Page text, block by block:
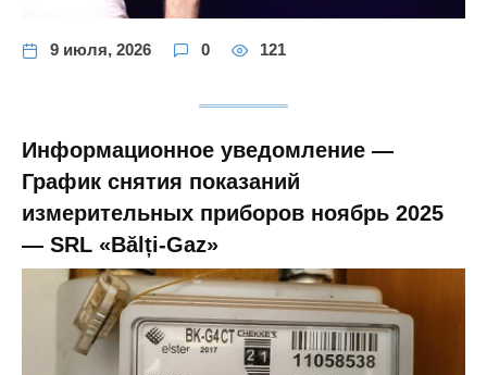
9 июля, 2026 0 121
Информационное уведомление —
График снятия показаний
измерительных приборов ноябрь 2025
— SRL «Bălți-Gaz»